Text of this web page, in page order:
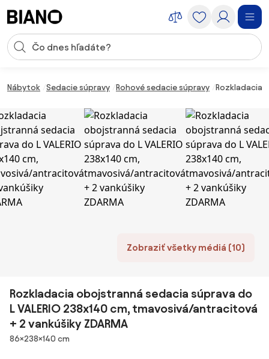
Vstup pre vyhľadávanie
Nábytok Sedacie súpravy Rohové sedacie súpravy Rozkladacia
Zobraziť všetky médiá (10)
Rozkladacia obojstranná sedacia súprava do
L VALERIO 238x140 cm, tmavosivá/antracitová
+ 2 vankúšiky ZDARMA
Rozmery
86×238×140 cm